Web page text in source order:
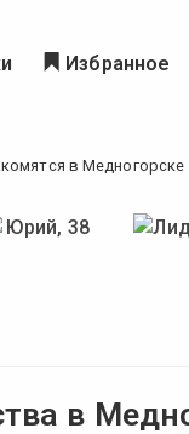
Избранное
в Медногорске
в